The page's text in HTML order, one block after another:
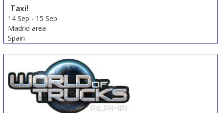
Taxi!
14 Sep - 15 Sep
Madrid area
Spain